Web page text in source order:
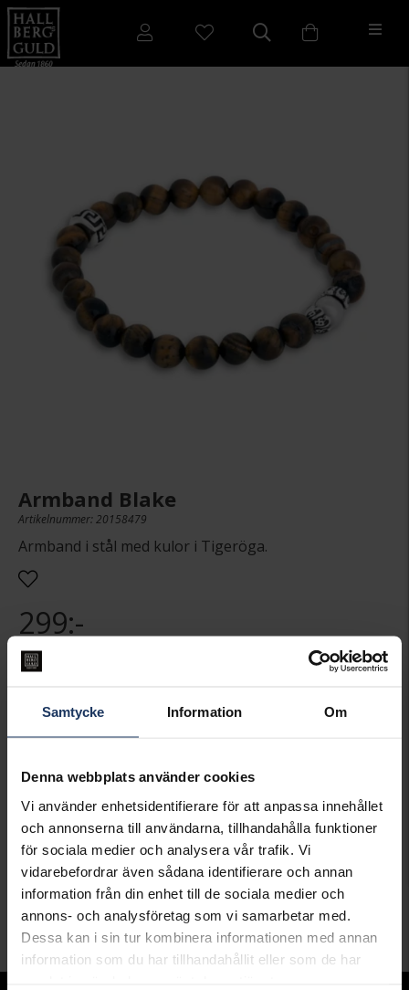
Samtycke Information Om
Denna webbplats använder cookies
Vi använder enhetsidentifierare för att anpassa innehållet
och annonserna till användarna, tillhandahålla funktioner
för sociala medier och analysera vår trafik. Vi
vidarebefordrar även sådana identifierare och annan
information från din enhet till de sociala medier och
annons- och analysföretag som vi samarbetar med.
Dessa kan i sin tur kombinera informationen med annan
information som du har tillhandahållit eller som de har
Armband Blake
Artikelnummer: 20158479
Armband i stål med kulor i Tigeröga.
299:-
LÄGG I VARUKORGEN
Lagervara.
Leveranstid 2-5 arbetsdagar.
Öppet köp i 30 dagar vid onlineköp.
INFO
VARUMÄRKE by Billgren
Andra köpte även